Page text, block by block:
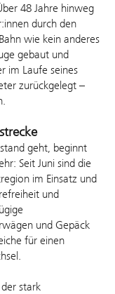
48 Jahre hinweg
durch den
wie kein anderes
gebaut und
im Laufe seines
zurückgelegt –
geht, beginnt
Seit Juni sind die
im Einsatz und
und
und Gepäck
für einen
stark